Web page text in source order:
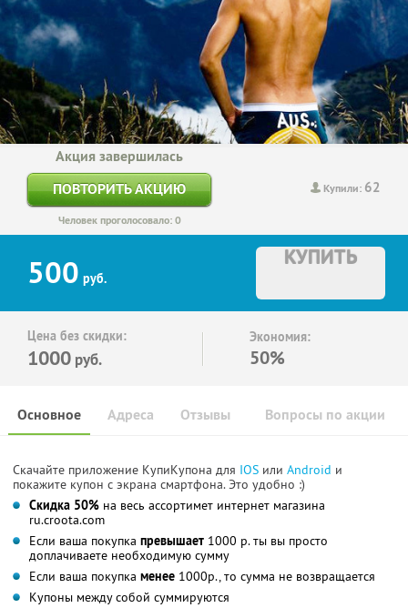
Купили: 62
Акция завершилась
ПОВТОРИТЬ АКЦИЮ
Человек проголосовало: 0
500 руб.
КУПИТЬ
Цена без скидки:
1000 руб.
Экономия:
50%
Основное Отзывы Вопросы по акции
Адреса
Скачайте приложение КупиКупона для IOS или Android и
покажите купон с экрана смартфона. Это удобно :)
Скидка 50% на весь ассортимет интернет магазина
ru.croota.com
Если ваша покупка превышает 1000 р. ты вы просто
доплачиваете необходимую сумму
Если ваша покупка менее 1000р., то сумма не возвращается
Купоны между собой суммируются